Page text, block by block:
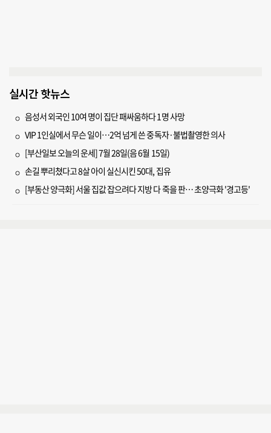
실시간 핫뉴스
음성서 외국인 10여 명이 집단 패싸움하다 1명 사망
VIP 1인실에서 무슨 일이…2억 넘게 쓴 중독자·불법촬영한 의사
[부산일보 오늘의 운세] 7월 28일(음 6월 15일)
손길 뿌리쳤다고 8살 아이 실신시킨 50대, 집유
[부동산 양극화] 서울 집값 잡으려다 지방 다 죽을 판… 초양극화 '경고등'